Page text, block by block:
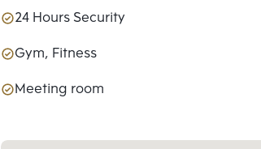
24 Hours Security
Gym, Fitness
Meeting room